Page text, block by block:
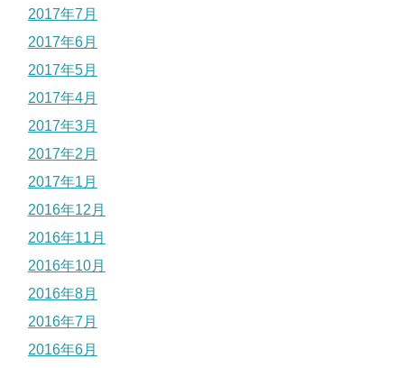
2017年7月
2017年6月
2017年5月
2017年4月
2017年3月
2017年2月
2017年1月
2016年12月
2016年11月
2016年10月
2016年8月
2016年7月
2016年6月